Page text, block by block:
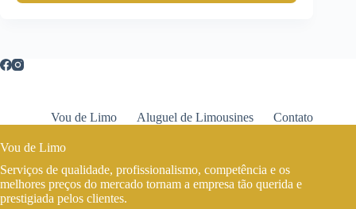
Vou de Limo Aluguel de Limousines Contato
Vou de Limo
Serviços de qualidade, profissionalismo, competência e os
melhores preços do mercado tornam a empresa tão querida e
prestigiada pelos clientes.